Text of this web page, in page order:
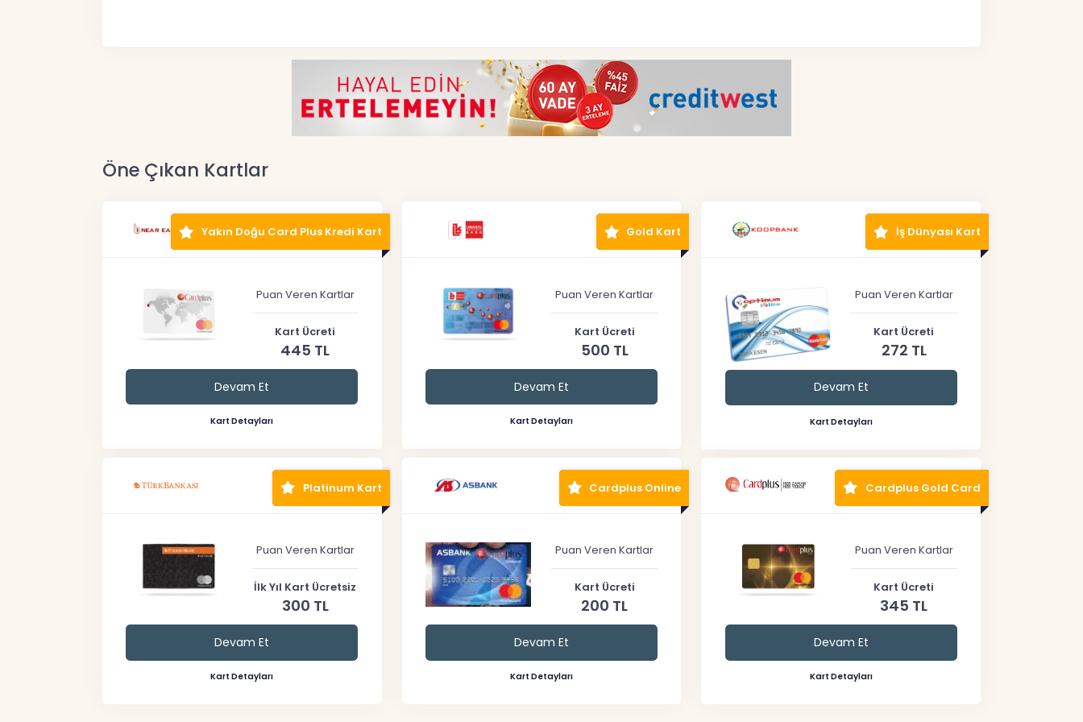
Öne Çıkan Kartlar
Yakın Doğu Card Plus Kredi Kart
Puan Veren Kartlar
Kart Ücreti
445 TL
Devam Et
Kart Detayları
Gold Kart
Puan Veren Kartlar
Kart Ücreti
500 TL
Devam Et
Kart Detayları
İş Dünyası Kart
Puan Veren Kartlar
Kart Ücreti
272 TL
Devam Et
Kart Detayları
Platinum Kart
Puan Veren Kartlar
İlk Yıl Kart Ücretsiz
300 TL
Devam Et
Kart Detayları
Cardplus Online
Puan Veren Kartlar
Kart Ücreti
200 TL
Devam Et
Kart Detayları
Cardplus Gold Card
Puan Veren Kartlar
Kart Ücreti
345 TL
Devam Et
Kart Detayları